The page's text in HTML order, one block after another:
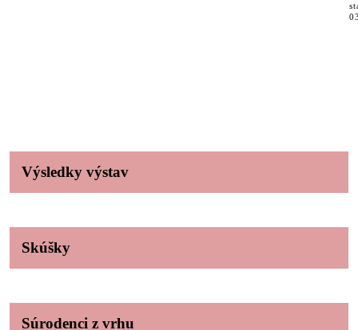
Výsledky výstav
Skúšky
Súrodenci z vrhu